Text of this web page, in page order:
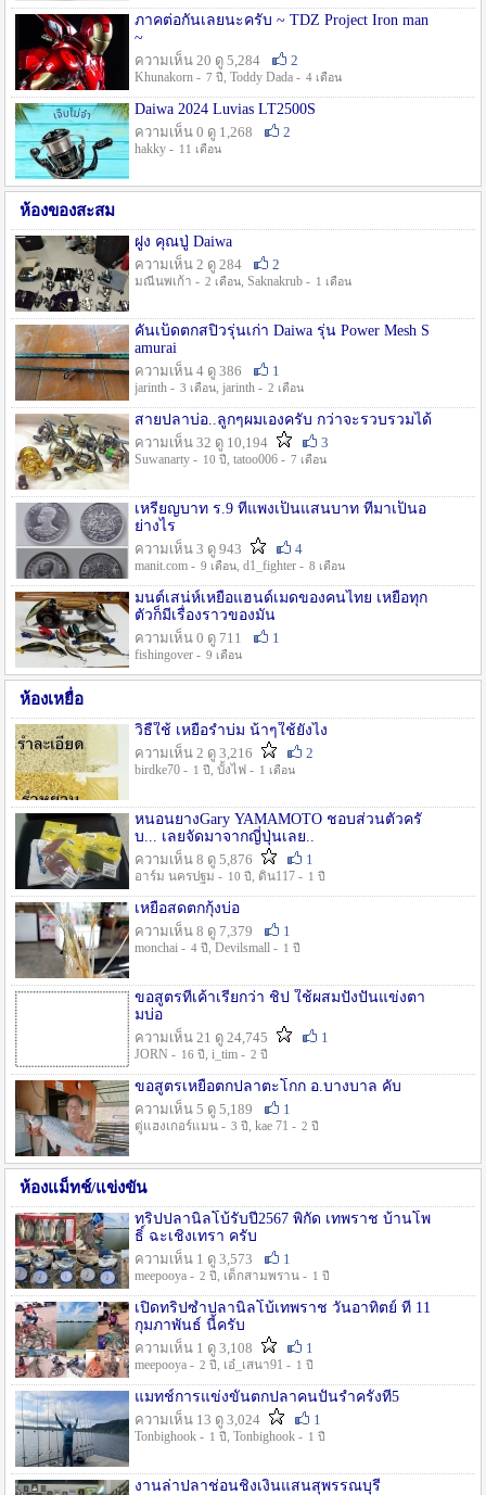
ภาคต่อกันเลยนะครับ ~ TDZ Project Iron man
~
ความเห็น 20 ดู 5,284
2
Khunakorn - 7 ปี , Toddy Dada - 4 เดือน
Daiwa 2024 Luvias LT2500S
ความเห็น 0 ดู 1,268
2
hakky - 11 เดือน
ห้องของสะสม
ฝูง คุณปู่ Daiwa
ความเห็น 2 ดู 284
2
มณีนพเก้า - 2 เดือน, Saknakrub - 1 เดือน
คันเบ็ดตกสปิ๋วรุ่นเก่า Daiwa รุ่น Power Mesh S
amurai
ความเห็น 4 ดู 386
1
jarinth - 3 เดือน, jarinth - 2 เดือน
สายปลาบ่อ..ลูกๆผมเองครับ กว่าจะรวบรวมได้
ความเห็น 32 ดู 10,194
3
Suwanarty - 10 ปี , tatoo006 - 7 เดือน
เหรียญบาท ร.9 ที่แพงเป็นแสนบาท ที่มาเป็นอ
ย่างไร
ความเห็น 3 ดู 943
4
manit.com - 9 เดือน, d1_fighter - 8 เดือน
มนต์เสน่ห์เหยื่อแฮนด์เมดของคนไทย เหยื่อทุก
ตัวก็มีเรื่องราวของมัน
ความเห็น 0 ดู 711
1
fishingover - 9 เดือน
ห้องเหยื่อ
วิธืใช้ เหยื่อรำบ่ม น้าๆใช้ยังไง
ความเห็น 2 ดู 3,216
2
birdke70 - 1 ปี , บั้งไฟ - 1 เดือน
หนอนยางGary YAMAMOTO ชอบส่วนตัวครั
บ... เลยจัดมาจากญี่ปุ่นเลย..
ความเห็น 8 ดู 5,876
1
อาร์ม นครปฐม - 10 ปี , ดิน117 - 1 ปี
เหยื่อสดตกกุ้งบ่อ
ความเห็น 8 ดู 7,379
1
monchai - 4 ปี , Devilsmall - 1 ปี
ขอสูตรที่เค้าเรียกว่า ชิป ใช้ผสมปังปั่นแข่งตา
มบ่อ
ความเห็น 21 ดู 24,745
1
JORN - 16 ปี , i_tim - 2 ปี
ขอสูตรเหยื่อตกปลาตะโกก อ.บางบาล คับ
ความเห็น 5 ดู 5,189
1
ตู่แฮงเกอร์แมน - 3 ปี , kae 71 - 2 ปี
ห้องแม็ทช์/แข่งขัน
ทริปปลานิลโบ้รับปี2567 พิกัด เทพราช บ้านโพ
ธิ์ ฉะเชิงเทรา ครับ
ความเห็น 1 ดู 3,573
1
meepooya - 2 ปี , เด็กสามพราน - 1 ปี
เปิดทริปซ้ำปลานิลโบ้เทพราช วันอาทิตย์ ที่ 11
กุมภาพันธ์ นี้ครับ
ความเห็น 1 ดู 3,108
1
meepooya - 2 ปี , เอ๋_เสนา91 - 1 ปี
แมทช์การแข่งขั้นตกปลาคนปั้นรำครั้งที่5
ความเห็น 13 ดู 3,024
1
Tonbighook - 1 ปี , Tonbighook - 1 ปี
งานล่าปลาช่อนชิงเงินแสนสุพรรณบุรี